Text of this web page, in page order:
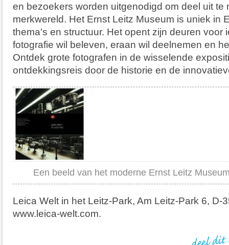
en bezoekers worden uitgenodigd om deel uit te
merkwereld. Het Ernst Leitz Museum is uniek in
thema's en structuur. Het opent zijn deuren voor
fotografie wil beleven, eraan wil deelnemen en
Ontdek grote fotografen in de wisselende
ontdekkingsreis door de historie en de
Een beeld van het moderne Ernst Leitz
Leica Welt in het Leitz-Park, Am Leitz-Park 6, D-
www.leica-welt.com.